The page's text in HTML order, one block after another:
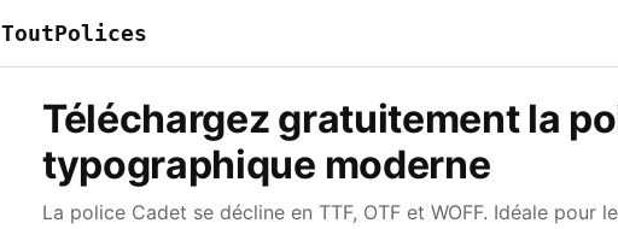
ToutPolices
Téléchargez gratuitement la
typographique moderne
La police Cadet se décline en TTF, OTF et WOFF. Idéale